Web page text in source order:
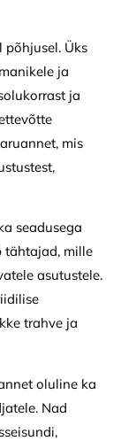
Üks
ja
ja
mis
seadusega
tähtajad, mille
asutustele.
trahve ja
oluline ka
Nad